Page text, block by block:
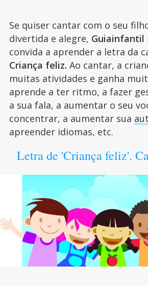
Se quiser cantar com o seu
divertida e alegre, Guiainfantil
convida a aprender a letra da
Criança feliz. Ao cantar, a
muitas atividades e ganha
aprende a ter ritmo, a fazer
a sua fala, a aumentar o seu
concentrar, a aumentar sua
apreender idiomas, etc.
Letra de 'Criança feliz'.